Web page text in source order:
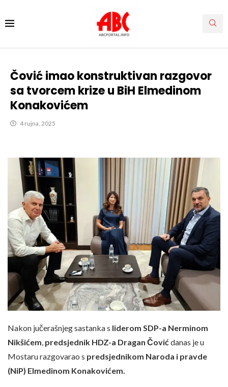
Čović imao konstruktivan razgovor
sa tvorcem krize u BiH Elmedinom
Konakovićem
4 rujna, 2025
Nakon jučerašnjeg sastanka s liderom SDP-a Nerminom
Nikšićem predsjednik HDZ-a Dragan Čović danas je u
Mostaru razgovarao s predsjednikom Naroda i pravde
(NiP) Elmedinom Konakovićem.